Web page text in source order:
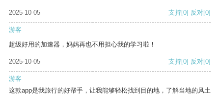
2025-10-05 支持[0] 反对[0]
游客
超级好用的加速器，妈妈再也不用担心我的学习啦！
2025-10-05 支持[0] 反对[0]
游客
这款app是我旅行的好帮手，让我能够轻松找到目的地，了解当地的风土